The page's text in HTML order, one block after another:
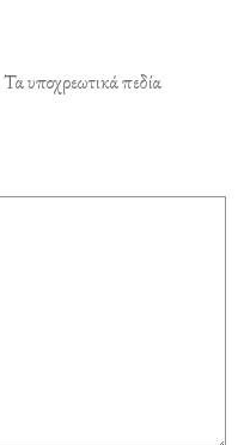
Τα υποχρεωτικά πεδία